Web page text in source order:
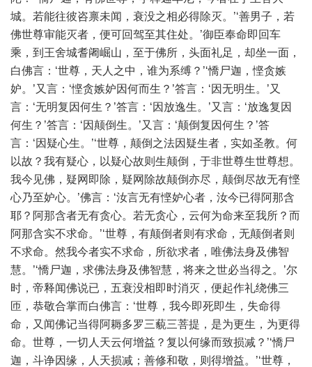
城。若能往彼咨禀未闻，衰没之相必得除灭。’‘善男子，若
佛世尊审能灭者，便可回驾至其住处。’御臣奉命即回车
乘，到王舍城耆阇崛山，至于佛所，头面礼足，却坐一面，
白佛言：‘世尊，天人之中，谁为系缚？’‘憍尸迦，悭贪嫉
妒。’又言：‘悭贪嫉妒因何而生？’答言：‘因无明生。’又
言：‘无明复因何生？’答言：‘因放逸生。’又言：‘放逸复因
何生？’答言：‘因颠倒生。’又言：‘颠倒复因何生？’答
言：‘因疑心生。’‘世尊，颠倒之法因疑生者，实如圣教。何
以故？我有疑心，以疑心故则生颠倒，于非世尊生世尊想。
我今见佛，疑网即除，疑网除故颠倒亦尽，颠倒尽故无有悭
心乃至妒心。’佛言：‘汝言无有悭妒心者，汝今已得阿那含
耶？阿那含者无有贪心。若无贪心，云何为命来至我所？而
阿那含实不求命。’‘世尊，有颠倒者则有求命，无颠倒者则
不求命。然我今者实不求命，所欲求者，唯佛法身及佛智
慧。’‘憍尸迦，求佛法身及佛智慧，将来之世必当得之。’尔
时，帝释闻佛说已，五衰没相即时消灭，便起作礼绕佛三
匝，恭敬合掌而白佛言：‘世尊，我今即死即生，失命得
命，又闻佛记当得阿耨多罗三藐三菩提，是为更生，为更得
命。世尊，一切人天云何增益？复以何缘而致损减？’‘憍尸
迦，斗诤因缘，人天损减；善修和敬，则得增益。’‘世尊，